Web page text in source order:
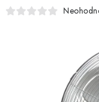
VYBAVENIE DIELNE
ČISTENIE A